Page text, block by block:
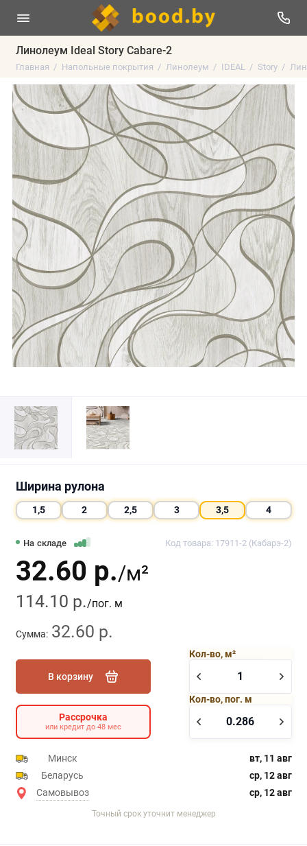
Линолеум Ideal Story Cabare-2
Главная Напольные покрытия Линолеум IDEAL Story
На складе Код товара: 17911-2 (Кабарэ-2)
32.60 р./м²
114.10 р./пог. м
Сумма: 32.60 р.
В корзину
Кол-во, м²
Кол-во, пог. м
Рассрочка
или кредит до 48 мес
Минск
вт, 11 авг
Беларусь
ср, 12 авг
Самовывоз
ср, 12 авг
Точный срок уточнит менеджер
Ширина рулона
1,5 2 2,5 3 3,5 4